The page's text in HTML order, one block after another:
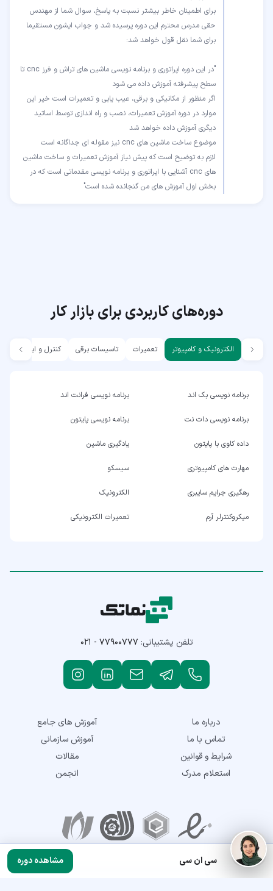
برای اطمینان خاطر بیشتر نسبت به پاسخ، سوال شما از مهندس
حقی مدرس محترم این دوره پرسیده شد و جواب ایشون مستقیما
"در این دوره اپراتوری و برنامه نویسی ماشین های تراش و فرز cnc تا
اگر منظور از مکانیکی و برقی، عیب یابی و تعمیرات است خیر این
موارد در دوره آموزش تعمیرات، نصب و راه اندازی توسط اساتید
لازم به توضیح است که پیش نیاز آموزش تعمیرات و ساخت ماشین
های cnc آشنایی با اپراتوری و برنامه نویسی مقدماتی است که در
بخش اول آموزش های من گنجانده شده است"
سی ان سی مشاهده دوره
دوره‌های کاربردی برای بازار کار
الکترونیک و کامپیوتر تعمیرات تاسیسات برقی کنترل و ابزار دقیق
برنامه نویسی بک اند برنامه نویسی فرانت اند
برنامه نویسی دات نت برنامه نویسی پایتون
داده کاوی با پایتون یادگیری ماشین
مهارت های کامپیوتری سیسکو
رهگیری جرایم سایبری الکترونیک
میکروکنترلر آرم تعمیرات الکترونیکی
تلفن پشتیبانی: ۰۲۱ - ۷۷۹۰۰۷۷۷
درباره ما
تماس با ما
شرایط و قوانین
استعلام مدرک
آموزش های جامع
آموزش سازمانی
مقالات
انجمن
نمادهای اعتماد